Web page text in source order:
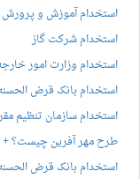
استخدام آموزش و پرورش
استخدام شرکت گاز
استخدام وزارت امور
استخدام بانک قرض
استخدام سازمان تنظیم
طرح مهر آفرین چیست؟ +
استخدام بانک قرض